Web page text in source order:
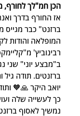
הכן חמ"לך לחורף,
אז החורף בדרך
ברזנט" כבר
המופלאה והודות
רבינוביץ'
ב"מבצע יוני" שני
ברזנטים. תודה
יואב היקר 🙏🧡
כך לעשייה שלה
נמשיך לאסוף